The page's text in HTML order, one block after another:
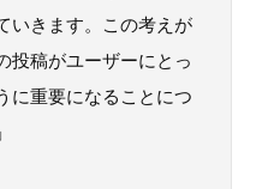
いきます。この考えが
投稿がユーザーにとっ
に重要になることにつ